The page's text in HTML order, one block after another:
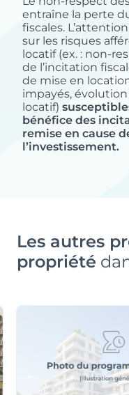
entraîne la perte
fiscales.
sur les risques
locatif (ex. : non-
de l’incitation
de mise en
impayés,
locatif)
bénéfice des
remise en cause
l’investissement.
Les autres
propriété